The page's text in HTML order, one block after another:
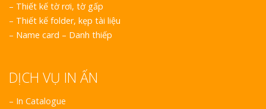
– Thiết kế tờ rơi, tờ gấp
– Thiết kế folder, kẹp tài liệu
– Name card – Danh thiếp
DỊCH VỤ IN ẤN
– In Catalogue